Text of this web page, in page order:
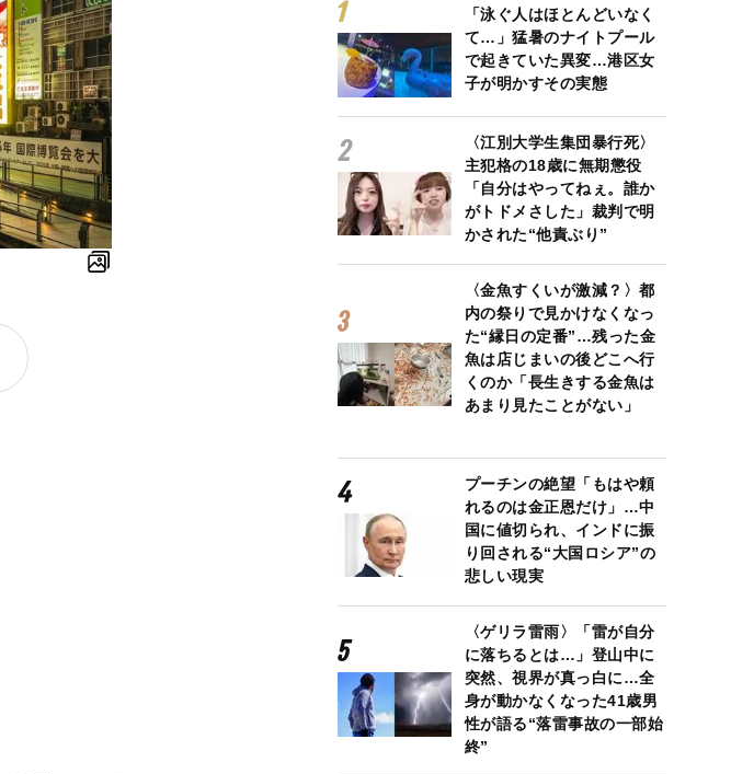
「泳ぐ人はほとんどいなく
て…」猛暑のナイトプール
で起きていた異変…港区女
子が明かすその実態
〈江別大学生集団暴行死〉
主犯格の18歳に無期懲役
「自分はやってねぇ。誰か
がトドメさした」裁判で明
かされた“他責ぶり”
〈金魚すくいが激減？〉都
内の祭りで見かけなくなっ
た“縁日の定番”…残った金
魚は店じまいの後どこへ行
くのか「長生きする金魚は
あまり見たことがない」
プーチンの絶望「もはや頼
れるのは金正恩だけ」…中
国に値切られ、インドに振
り回される“大国ロシア”の
悲しい現実
〈ゲリラ雷雨〉「雷が自分
に落ちるとは…」登山中に
突然、視界が真っ白に…全
身が動かなくなった41歳男
性が語る“落雷事故の一部始
終”